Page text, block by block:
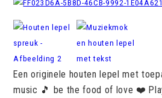
Een originele houten lepel met
music 🎵 be the food of love ❤️